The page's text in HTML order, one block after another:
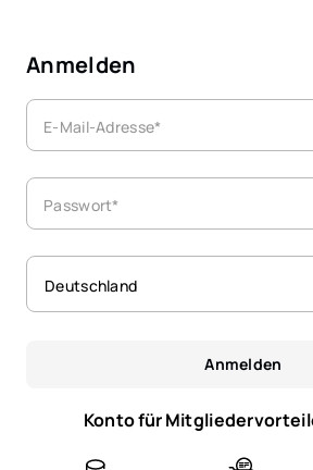
Anmelden
E-Mail-Adresse*
Passwort*
Deutschland
Anmelden
Konto für